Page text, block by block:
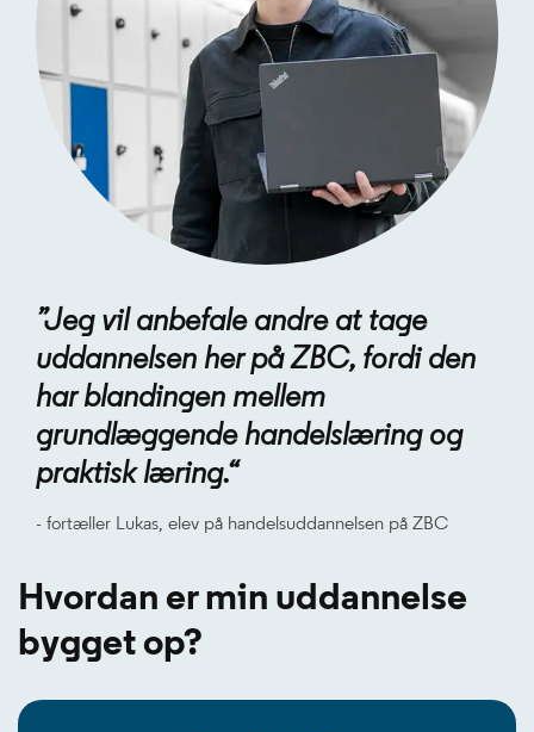
”Jeg vil anbefale andre at tage
uddannelsen her på ZBC, fordi den
har blandingen mellem
grundlæggende handelslæring og
praktisk læring.“
- fortæller Lukas, elev på handelsuddannelsen på ZBC
Hvordan er min uddannelse
bygget op?